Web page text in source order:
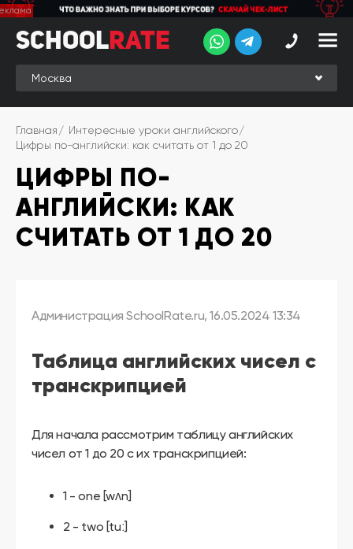
School
Rate
Рейтинг
Online-
рейтинг
Отзывы
студентов
Обзоры
экспертов
Ищу курс:
английского
другой
язык
город:
другой
Личный
кабинет
SchoolRate
Главная
Интересные уроки английского
Цифры по-английски: как считать от 1 до 20
ЦИФРЫ ПО-
АНГЛИЙСКИ: КАК
СЧИТАТЬ ОТ 1 ДО 20
Администрация SchoolRate.ru,16.05.2024 13:34
Таблица английских чисел с
транскрипцией
Для начала рассмотрим таблицу английских
чисел от 1 до 20 с их транскрипцией:
1 - one [wʌn]
2 - two [tuː]